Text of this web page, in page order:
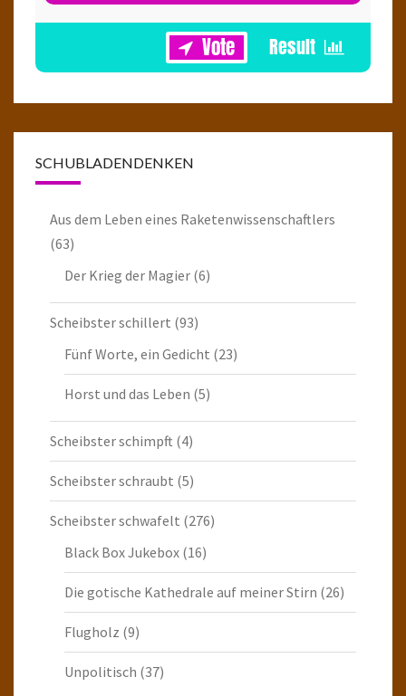
SCHUBLADENDENKEN
Aus dem Leben eines Raketenwissenschaftlers
(63)
Der Krieg der Magier (6)
Scheibster schillert (93)
Fünf Worte, ein Gedicht (23)
Horst und das Leben (5)
Scheibster schimpft (4)
Scheibster schraubt (5)
Scheibster schwafelt (276)
Black Box Jukebox (16)
Die gotische Kathedrale auf meiner Stirn (26)
Flugholz (9)
Unpolitisch (37)